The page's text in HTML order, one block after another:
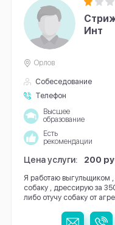
Инт
Собеседование
Телефон
Орлов
Высшее
образование
Есть
рекомендации
Цена услуги: 200
Я работаю выгульщиком
собаку , дрессирую за
либо отучу собаку от